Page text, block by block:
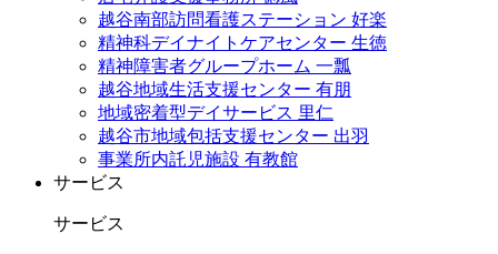
越谷南部訪問看護ステーション 好楽
精神科デイナイトケアセンター 生徳
精神障害者グループホーム 一瓢
越谷地域生活支援センター 有朋
地域密着型デイサービス 里仁
越谷市地域包括支援センター 出羽
事業所内託児施設 有教館
サービス
サービス